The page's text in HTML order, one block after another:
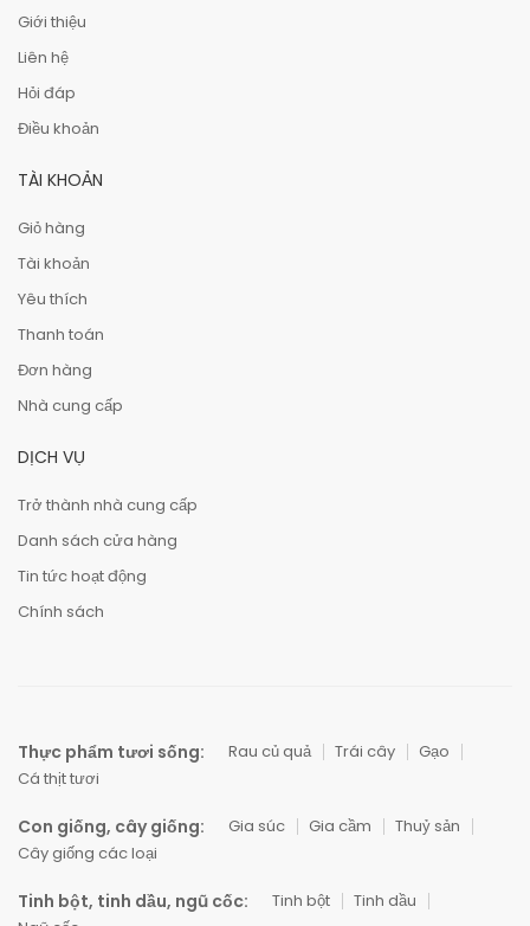
Giới thiệu
Liên hệ
Hỏi đáp
Điều khoản
TÀI KHOẢN
Giỏ hàng
Tài khoản
Yêu thích
Thanh toán
Đơn hàng
Nhà cung cấp
DỊCH VỤ
Trở thành nhà cung cấp
Danh sách cửa hàng
Tin tức hoạt động
Chính sách
Thực phẩm tươi sống: Rau củ quả Trái cây
Gạo
Cá thịt tươi
Con giống, cây giống: Gia súc Gia cầm
Thuỷ sản
Cây giống các loại
Tinh bột, tinh dầu, ngũ cốc: Tinh bột
Tinh dầu